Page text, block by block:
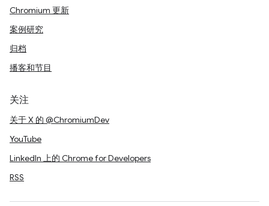
Chromium 更新
案例研究
归档
播客和节目
关注
关于 X 的 @ChromiumDev
YouTube
LinkedIn 上的 Chrome for Developers
RSS